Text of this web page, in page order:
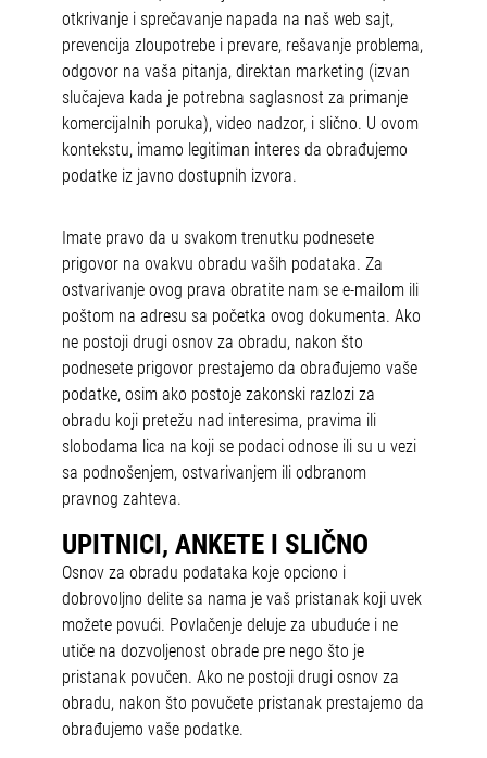
otkrivanje i sprečavanje napada na naš web sajt,
prevencija zloupotrebe i prevare, rešavanje problema,
odgovor na vaša pitanja, direktan marketing (izvan
slučajeva kada je potrebna saglasnost za primanje
komercijalnih poruka), video nadzor, i slično. U ovom
kontekstu, imamo legitiman interes da obrađujemo
podatke iz javno dostupnih izvora.
Imate pravo da u svakom trenutku podnesete
prigovor na ovakvu obradu vaših podataka. Za
ostvarivanje ovog prava obratite nam se e-mailom ili
poštom na adresu sa početka ovog dokumenta. Ako
ne postoji drugi osnov za obradu, nakon što
podnesete prigovor prestajemo da obrađujemo vaše
podatke, osim ako postoje zakonski razlozi za
obradu koji pretežu nad interesima, pravima ili
slobodama lica na koji se podaci odnose ili su u vezi
sa podnošenjem, ostvarivanjem ili odbranom
pravnog zahteva.
UPITNICI, ANKETE I SLIČNO
Osnov za obradu podataka koje opciono i
dobrovoljno delite sa nama je vaš pristanak koji uvek
možete povući. Povlačenje deluje za ubuduće i ne
utiče na dozvoljenost obrade pre nego što je
pristanak povučen. Ako ne postoji drugi osnov za
obradu, nakon što povučete pristanak prestajemo da
obrađujemo vaše podatke.